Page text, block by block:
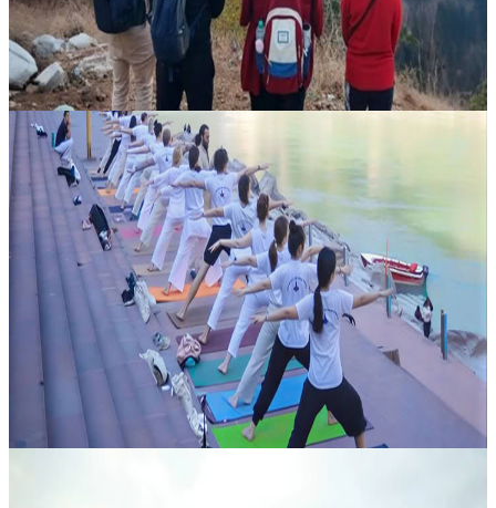
520,00 USD
12 agosto 2026 09:30
Rishikesh, India
100 Ore di Formazione Insegnanti di Yoga a
Rishikesh, India
Nel cuore spirituale di Rishikesh, questo percorso intensivo offre
un’opportunità preziosa a chi desidera approfondire la propria
pratica yoga in un tempo concentrato. Avvolto dalla quiete
400,00 USD
13 agosto 2026
07:30
Rishikesh, India